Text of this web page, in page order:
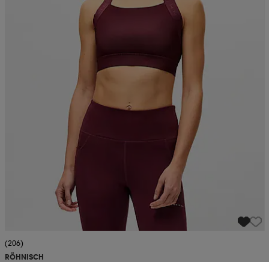
(206)
RÖHNISCH